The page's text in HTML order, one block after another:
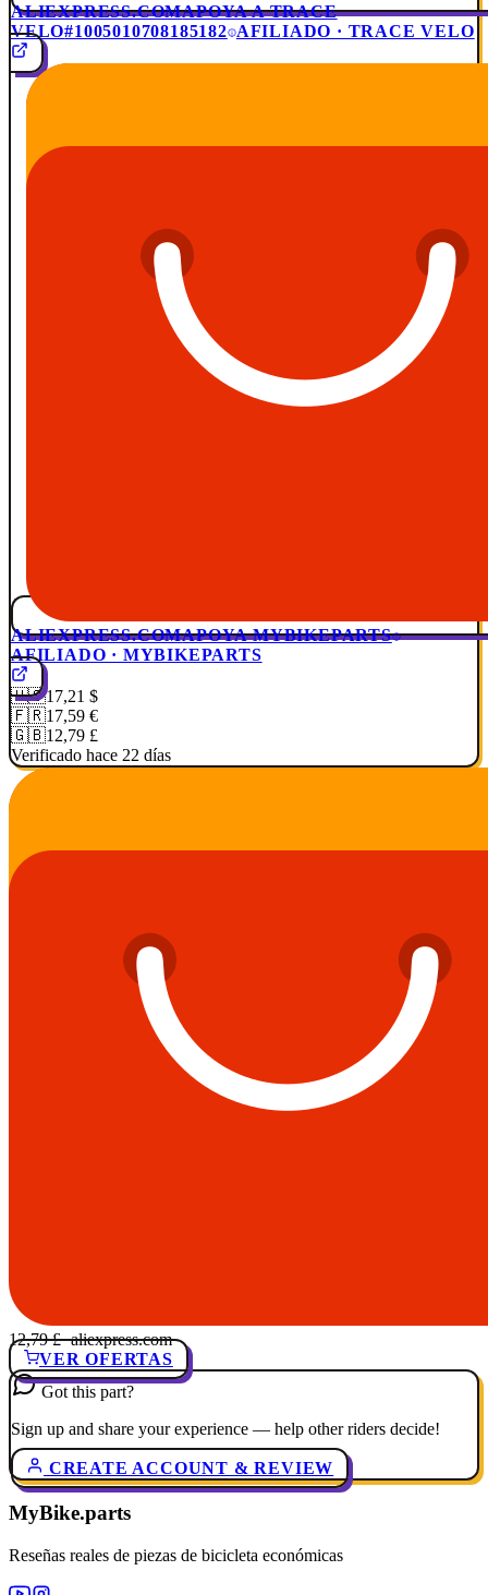
ALIEXPRESS.COMAPOYA A TRACE
VELO#1005010708185182 AFILIADO · TRACE VELO
ALIEXPRESS.COMAPOYA MYBIKEPARTS
AFILIADO · MYBIKEPARTS
🇺🇸17,21 $
🇫🇷17,59 €
🇬🇧12,79 £
Verificado hace 22 días
12,79 £· aliexpress.com
VER OFERTAS
Got this part?
Sign up and share your experience — help other riders decide!
CREATE ACCOUNT & REVIEW
MyBike.parts
Reseñas reales de piezas de bicicleta económicas